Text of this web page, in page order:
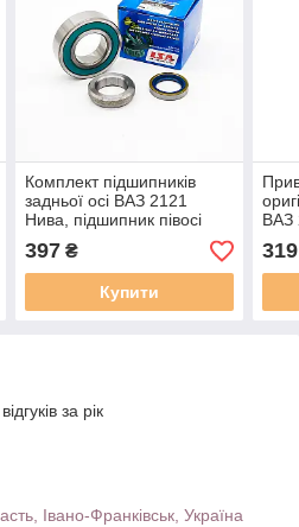
Комплект підшипників
задньої осі ВАЗ 2121
Нива, підшипник півосі
однорядний LSA LA 1325
397₴
Купити
ВАЗ
319
за рік
Івано-Франківськ, Україна